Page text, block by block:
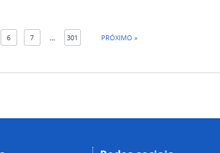
6 7 301 PRÓXIMO »